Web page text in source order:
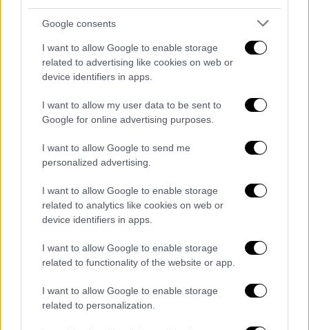
Google consents
I want to allow Google to enable storage
related to advertising like cookies on web or
device identifiers in apps.
I want to allow my user data to be sent to
Google for online advertising purposes.
I want to allow Google to send me
personalized advertising.
I want to allow Google to enable storage
related to analytics like cookies on web or
device identifiers in apps.
I want to allow Google to enable storage
related to functionality of the website or app.
I want to allow Google to enable storage
related to personalization.
Κόσμος|25.04.2023 18:00
Απαλλάσσεται από τα καθήκοντά του ο
Μέγας Αρχιμανδρίτης του Φαναρίου,
μετά τις κατηγορίες για κλοπή ρολογιού
Την απαλλαγή των καθηκόντων του στο